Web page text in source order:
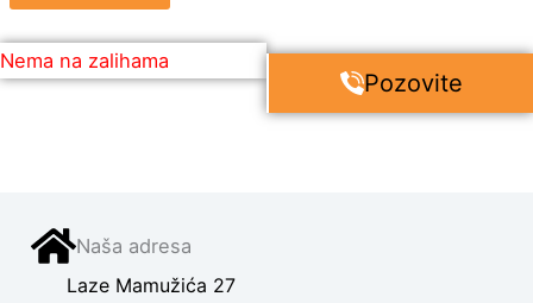
Nema na zalihama
Pozovite
Naša adresa
Laze Mamužića 27